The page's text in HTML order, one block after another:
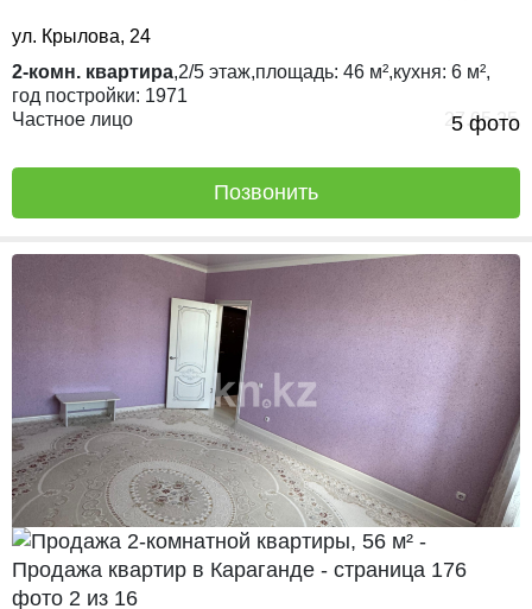
5 фото
ул. Крылова, 24
2-комн. квартира,2/5 этаж,площадь: 46 м²,кухня: 6 м²,
год постройки: 1971
Частное лицо
27.05.25
Позвонить